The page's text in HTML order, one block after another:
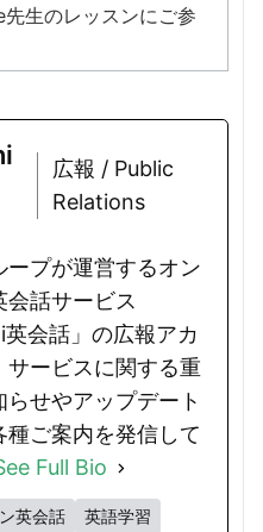
生のレッスンにご参
広報 / Public
Relations
ープが運営するオン
会話サービス
英会話」の広報アカ
サービスに関する重
らせやアップデート
種ご案内を発信して
Full Bio
英会話
英語学習